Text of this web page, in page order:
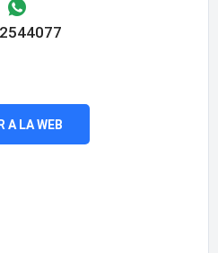
IR A LA WEB